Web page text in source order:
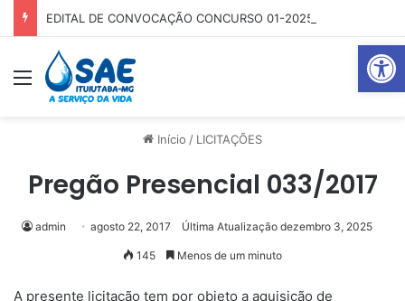
Abrir
EDITAL DE CONVOCAÇÃO CONCURSO 01-2025
Menu
Início / LICITAÇÕES
Pregão Presencial 033/2017
admin agosto 22, 2017 Última Atualização dezembro 3, 2025
145 Menos de um minuto
A presente licitação tem por objeto a aquisição de